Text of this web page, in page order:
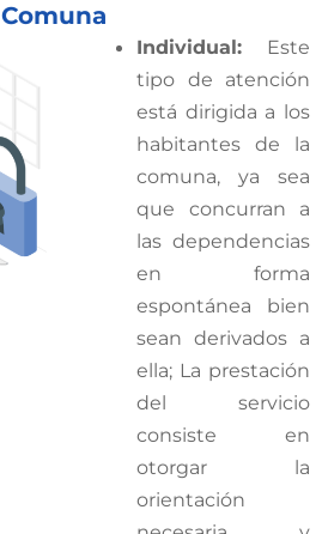
Comuna
Individual: Este
tipo de atención
está dirigida a los
habitantes de la
comuna, ya sea
que concurran a
las dependencias
en forma
espontánea bien
sean derivados a
ella; La prestación
del servicio
consiste en
otorgar la
orientación